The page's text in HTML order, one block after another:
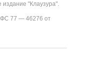
издание "Клаузура".
ФС 77 — 46276 от